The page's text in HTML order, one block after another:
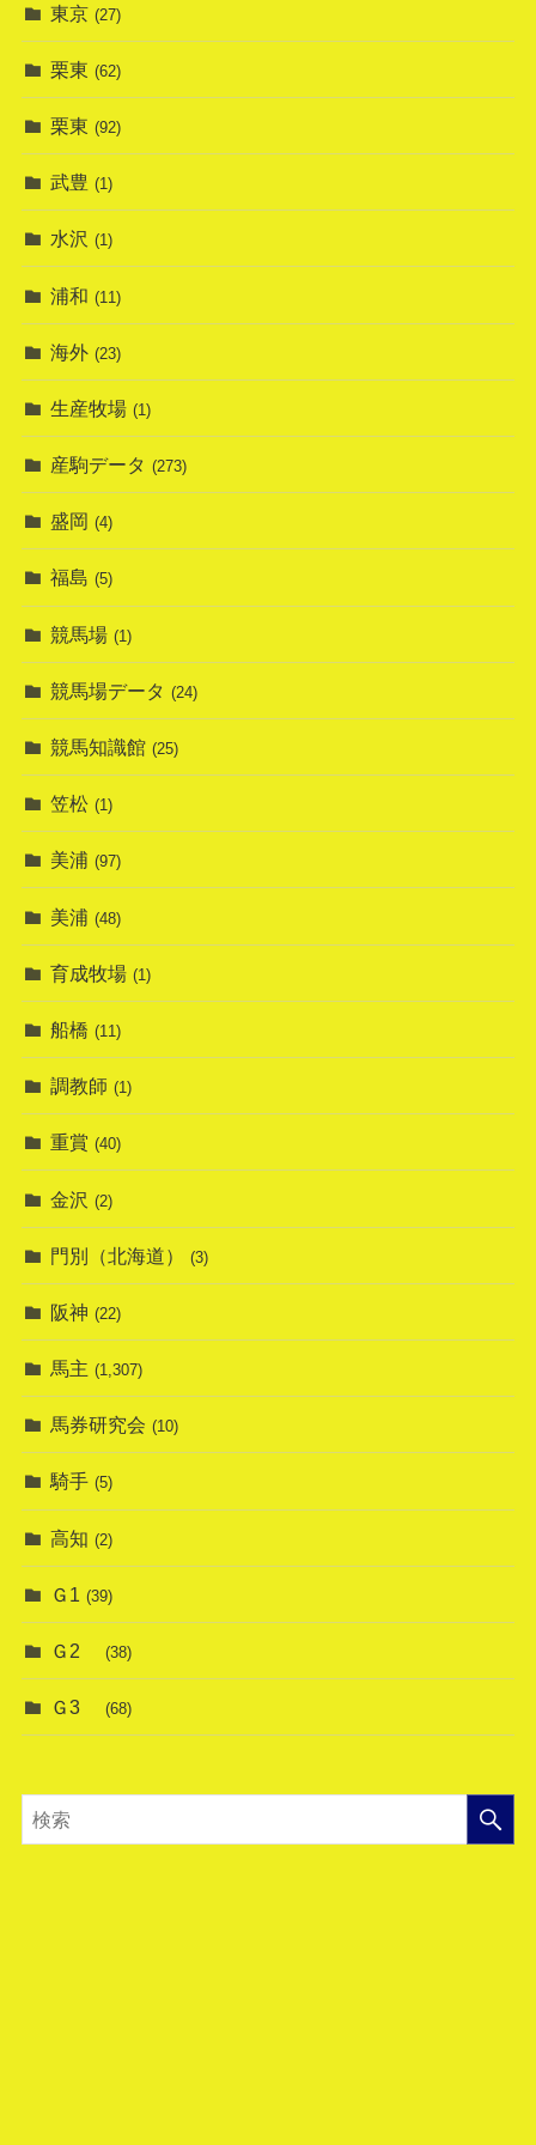
東京 (27)
栗東 (62)
栗東 (92)
武豊 (1)
水沢 (1)
浦和 (11)
海外 (23)
生産牧場 (1)
産駒データ (273)
盛岡 (4)
福島 (5)
競馬場 (1)
競馬場データ (24)
競馬知識館 (25)
笠松 (1)
美浦 (97)
美浦 (48)
育成牧場 (1)
船橋 (11)
調教師 (1)
重賞 (40)
金沢 (2)
門別（北海道） (3)
阪神 (22)
馬主 (1,307)
馬券研究会 (10)
騎手 (5)
高知 (2)
Ｇ1 (39)
Ｇ2 (38)
Ｇ3 (68)